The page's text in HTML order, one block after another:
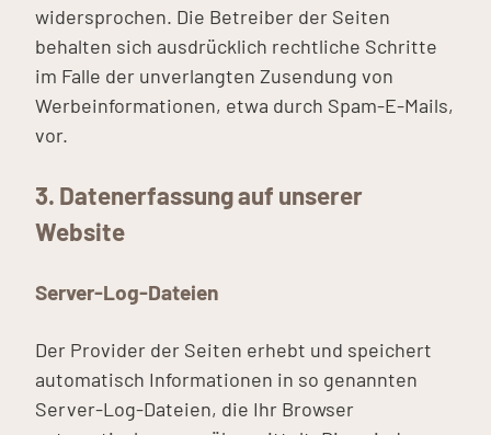
widersprochen. Die Betreiber der Seiten
behalten sich ausdrücklich rechtliche Schritte
im Falle der unverlangten Zusendung von
Werbeinformationen, etwa durch Spam-E-Mails,
vor.
3. Datenerfassung auf unserer
Website
Server-Log-Dateien
Der Provider der Seiten erhebt und speichert
automatisch Informationen in so genannten
Server-Log-Dateien, die Ihr Browser